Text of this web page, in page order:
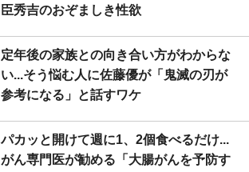
臣秀吉のおぞましき性欲
定年後の家族との向き合い方がわからな
い...そう悩む人に佐藤優が「鬼滅の刃が
参考になる」と話すワケ
パカッと開けて週に1、2個食べるだけ...
がん専門医が勧める「大腸がんを予防す